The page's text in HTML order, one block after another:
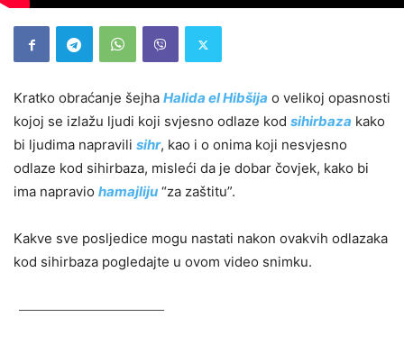
Kratko obraćanje šejha Halida el Hibšija o velikoj opasnosti
kojoj se izlažu ljudi koji svjesno odlaze kod sihirbaza kako
bi ljudima napravili sihr, kao i o onima koji nesvjesno
odlaze kod sihirbaza, misleći da je dobar čovjek, kako bi
ima napravio hamajliju “za zaštitu”.
Kakve sve posljedice mogu nastati nakon ovakvih odlazaka
kod sihirbaza pogledajte u ovom video snimku.